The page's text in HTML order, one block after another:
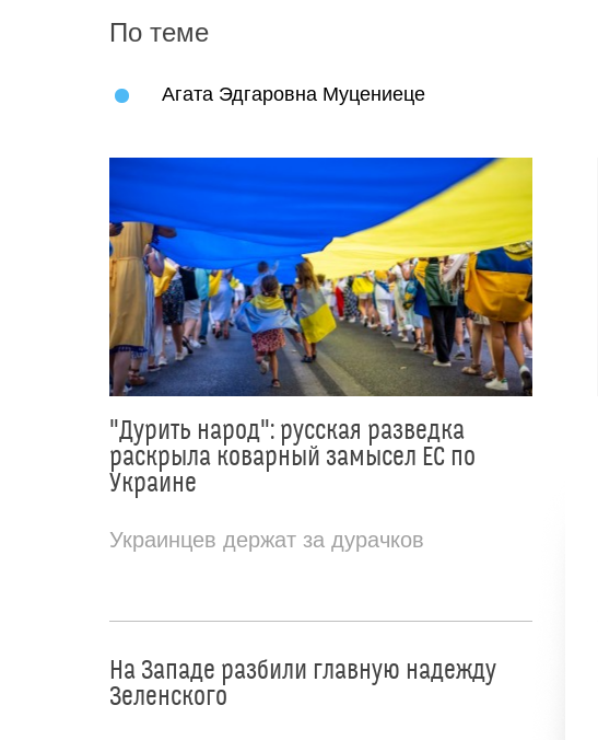
По теме
Агата Эдгаровна Муцениеце
"Дурить народ": русская разведка
раскрыла коварный замысел ЕС по
Украине
Украинцев держат за дурачков
На Западе разбили главную надежду
Зеленского